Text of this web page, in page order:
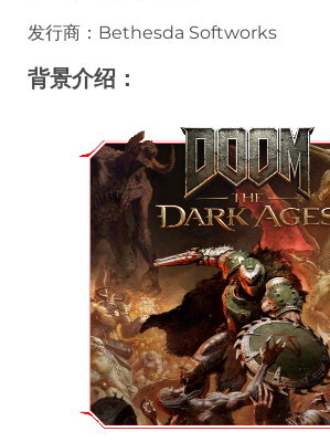
发行商：Bethesda Softworks
背景介绍：